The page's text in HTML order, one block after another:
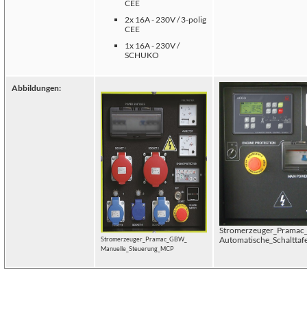
CEE
2x 16A - 230V / 3-polig
CEE
1x 16A - 230V /
SCHUKO
Abbildungen:
Stromerzeuger_Pramac_GBW_
Manuelle_Steuerung_MCP